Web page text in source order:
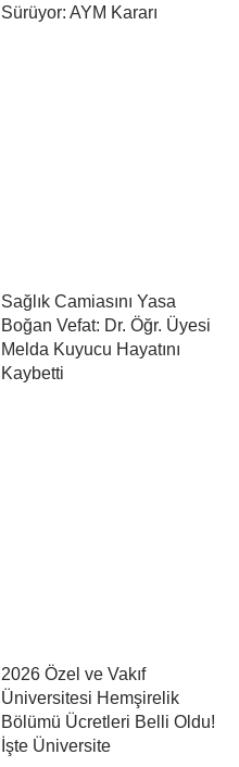
Sürüyor: AYM Kararı
Sağlık Camiasını Yasa
Boğan Vefat: Dr. Öğr. Üyesi
Melda Kuyucu Hayatını
Kaybetti
2026 Özel ve Vakıf
Üniversitesi Hemşirelik
Bölümü Ücretleri Belli Oldu!
İşte Üniversite